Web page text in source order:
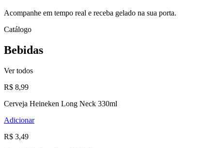
Acompanhe em tempo real e receba gelado na sua porta.
Catálogo
Bebidas
Ver todos
R$ 8,99
Cerveja Heineken Long Neck 330ml
Adicionar
R$ 3,49